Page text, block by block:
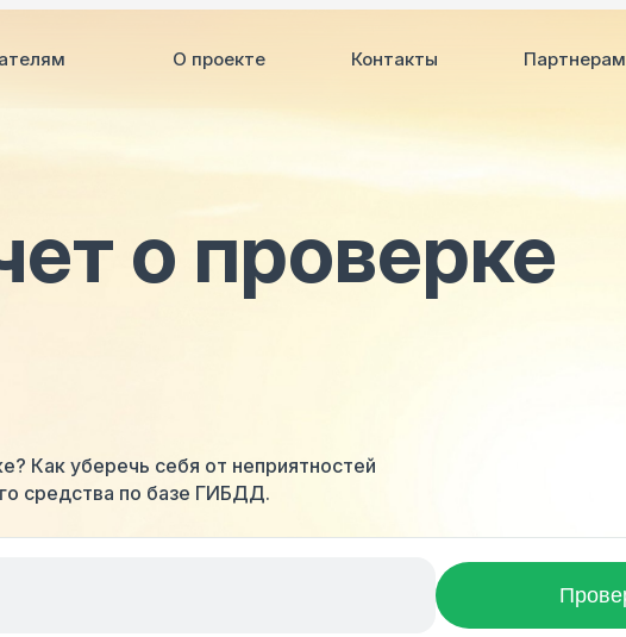
О проекте Контакты Партнерам
о проверке
Как уберечь себя от неприятностей
средства по базе ГИБДД.